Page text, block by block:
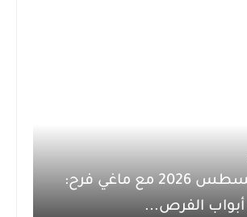
مفاجآت أغسطس 2026 مع ماغي فرح:
الفرص...